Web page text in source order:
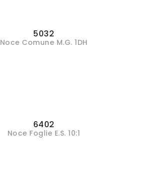
5032
Noce Comune M.G. 1DH
6402
Noce Foglie E.S. 10:1